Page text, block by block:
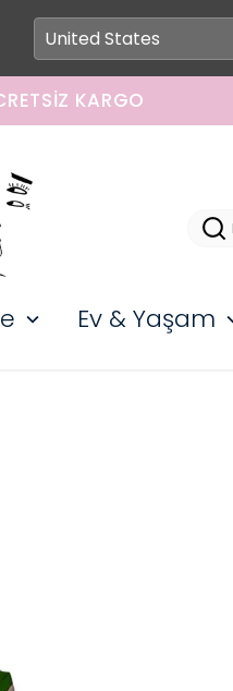
KARGO
Ev & Yaşam